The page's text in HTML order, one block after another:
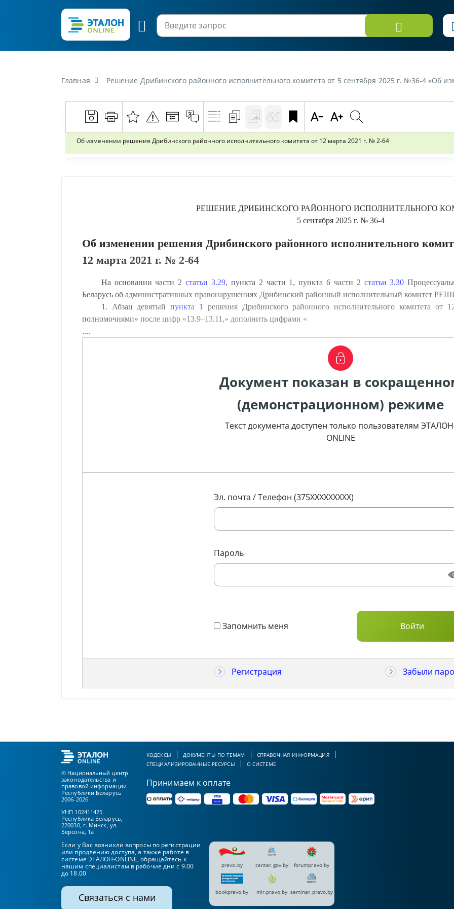
Главная Решение Дрибинского районного исполнительного комитета от 5 сентября 2025 г. №36-4 «Об изменении решения Дрибинского
Об изменении решения Дрибинского районного исполнительного комитета от 12 марта 2021 г. № 2-64
РЕШЕНИЕ ДРИБИНСКОГО РАЙОННОГО ИСПОЛНИТЕЛЬНОГО
5 сентября 2025 г. № 36-4
Об изменении решения Дрибинского районного исполнительного
12 марта 2021 г. № 2-64
На основании части 2статьи 3.29, пункта 2 части 1, пункта 6 части 2 статьи 3.30
Беларусь об административных правонарушениях Дрибинский районный исполнительный комитет
1. Абзац девятыйпункта 1
решения Дрибинского районного исполнительного комитета
полномочиями» после цифр «13.9–13.11,» дополнить цифрами «
....
Документ показан в
(демонстрационном) режиме
Текст документа доступен только пользователям
ONLINE
Эл. почта / Телефон (375XXXXXXXXX)
Пароль
Запомнить меня
Регистрация Забыли
© Национальный центр
законодательства и
правовой информации
Республики Беларусь
2006-2026
УНП 102411425
Республика Беларусь,
220030, г. Минск, ул.
Берсона, 1а
КОДЕКСЫ ДОКУМЕНТЫ ПО ТЕМАМ
СПРАВОЧНАЯ ИНФОРМАЦИЯ
СПЕЦИАЛИЗИРОВАННЫЕ РЕСУРСЫ
О СИСТЕМЕ
Принимаем к оплате
Если у Вас возникли вопросы по регистрации
или продлению доступа, а также работе в
системе ЭТАЛОН-ONLINE, обращайтесь к
нашим специалистам в рабочие дни с 9.00
до 18.00
Связаться с нами
pravo.by center.gov.by forumpravo.by
bookpravo.by mir.pravo.by seminar.pravo.by